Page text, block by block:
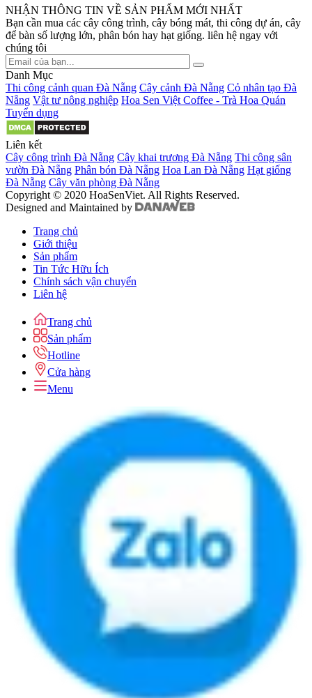
NHẬN THÔNG TIN VỀ SẢN PHẨM MỚI NHẤT
Bạn cần mua các cây công trình, cây bóng mát, thi công dự án, cây
để bàn số lượng lớn, phân bón hay hạt giống. liên hệ ngay với
chúng tôi
Danh Mục
Thi công cảnh quan Đà Nẵng Cây cảnh Đà Nẵng Cỏ nhân tạo Đà
Nẵng Vật tư nông nghiệp Hoa Sen Việt Coffee - Trà Hoa Quán
Tuyển dụng
Liên kết
Cây công trình Đà Nẵng Cây khai trương Đà Nẵng Thi công sân
vườn Đà Nẵng Phân bón Đà Nẵng Hoa Lan Đà Nẵng Hạt giống
Đà Nẵng Cây văn phòng Đà Nẵng
Copyright © 2020 HoaSenViet. All Rights Reserved.
Designed and Maintained by
Trang chủ
Giới thiệu
Sản phẩm
Tin Tức Hữu Ích
Chính sách vận chuyển
Liên hệ
Trang chủ
Sản phẩm
Hotline
Cửa hàng
Menu